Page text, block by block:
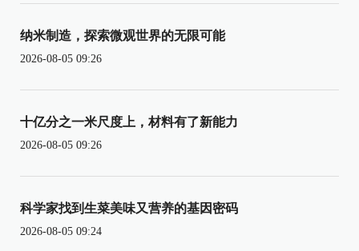
纳米制造，探索微观世界的无限可能
2026-08-05 09:26
十亿分之一米尺度上，材料有了新能力
2026-08-05 09:26
科学家找到生菜美味又营养的基因密码
2026-08-05 09:24